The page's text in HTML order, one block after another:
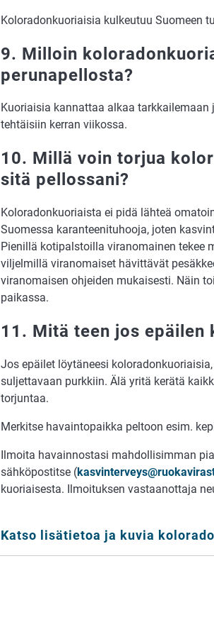
Koloradonkuoriaisia kulkeutuu Suomeen
9. Milloin
perunapellosta?
Kuoriaisia kannattaa alkaa
tehtäisiin kerran viikossa.
10. Millä voin torjua
sitä pellossani?
Koloradonkuoriaista ei pidä lähteä
Suomessa karanteenituhooja, joten
Pienillä kotipalstoilla viranomainen tekee
viljelmillä viranomaiset hävittävät
viranomaisen ohjeiden mukaisesti. Näin
paikassa.
11. Mitä teen jos epäilen
Jos epäilet löytäneesi
suljettavaan purkkiin. Älä yritä kerätä
torjuntaa.
Merkitse havaintopaikka peltoon esim.
Ilmoita havainnostasi mahdollisimman
sähköpostitse (
kuoriaisesta. Ilmoituksen vastaanottaja
Katso lisätietoa ja kuvia